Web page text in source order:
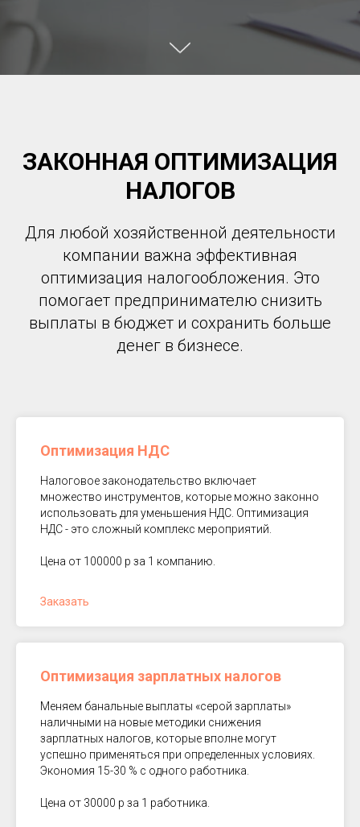
ЗАКОННАЯ ОПТИМИЗАЦИЯ
НАЛОГОВ
Для любой хозяйственной деятельности
компании важна эффективная
оптимизация налогообложения. Это
помогает предпринимателю снизить
выплаты в бюджет и сохранить больше
денег в бизнесе.
Оптимизация НДС
Налоговое законодательство включает
множество инструментов, которые можно законно
использовать для уменьшения НДС. Оптимизация
НДС - это сложный комплекс мероприятий.
Цена от 100000 р за 1 компанию.
Заказать
Оптимизация зарплатных налогов
Меняем банальные выплаты «серой зарплаты»
наличными на новые методики снижения
зарплатных налогов, которые вполне могут
успешно применяться при определенных условиях.
Экономия 15-30 % с одного работника.
Цена от 30000 р за 1 работника.